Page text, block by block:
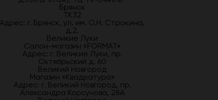
Брянск
ТК32
Адрес: г. Брянск, ул. им. О.Н. Строкина,
д.2.
Великие Луки
Салон-магазин «FORMAT»
Адрес: г. Великие Луки, пр.
Октябрьский д. 60
Великий Новгород
Магазин «Квадратура»
Адрес: г. Великий Новгород, пр.
Александра Корсунова, 28А